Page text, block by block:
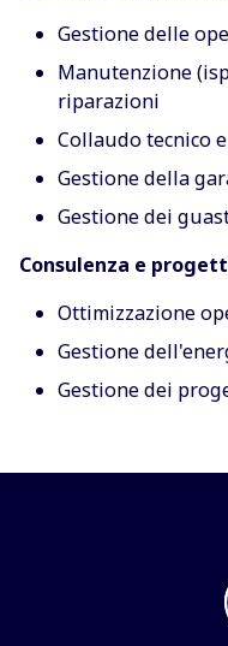
Gestione delle
Manutenzione
riparazioni
Collaudo tecnico
Gestione della
Gestione dei
Consulenza e
Ottimizzazione
Gestione
Gestione dei